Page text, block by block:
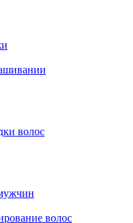
волос
волос